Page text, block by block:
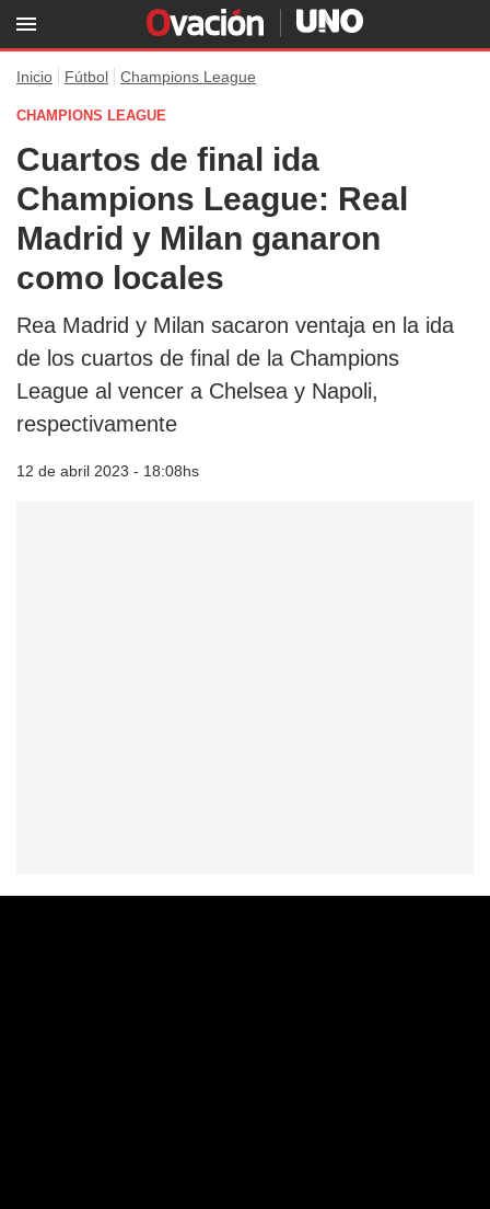
Inicio Fútbol Champions League
CHAMPIONS LEAGUE
Cuartos de final ida
Champions League: Real
Madrid y Milan ganaron
como locales
Rea Madrid y Milan sacaron ventaja en la ida
de los cuartos de final de la Champions
League al vencer a Chelsea y Napoli,
respectivamente
12 de abril 2023 - 18:08hs